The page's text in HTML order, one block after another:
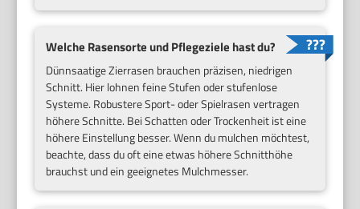
Welche Rasensorte und Pflegeziele hast du?
Dünnsaatige Zierrasen brauchen präzisen, niedrigen
Schnitt. Hier lohnen feine Stufen oder stufenlose
Systeme. Robustere Sport- oder Spielrasen vertragen
höhere Schnitte. Bei Schatten oder Trockenheit ist eine
höhere Einstellung besser. Wenn du mulchen möchtest,
beachte, dass du oft eine etwas höhere Schnitthöhe
brauchst und ein geeignetes Mulchmesser.